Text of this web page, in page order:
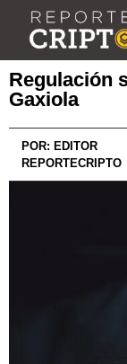
Regulación
Gaxiola
POR: EDITOR
REPORTECRIPTO